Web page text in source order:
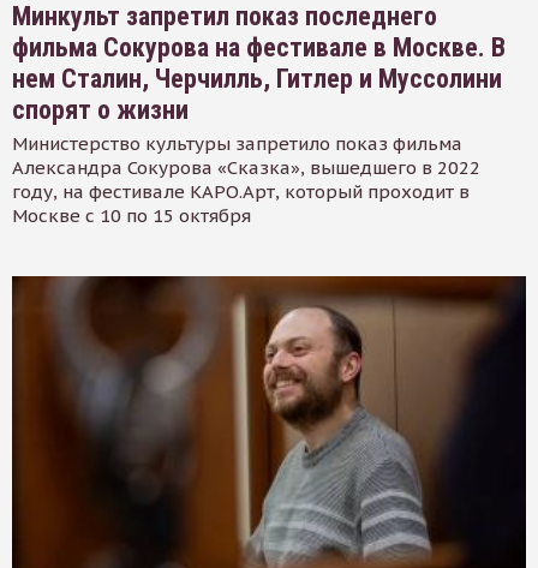
Минкульт запретил показ последнего
фильма Сокурова на фестивале в Москве. В
нем Сталин, Черчилль, Гитлер и Муссолини
спорят о жизни
Министерство культуры запретило показ фильма
Александра Сокурова «Сказка», вышедшего в 2022
году, на фестивале КАРО.Арт, который проходит в
Москве с 10 по 15 октября